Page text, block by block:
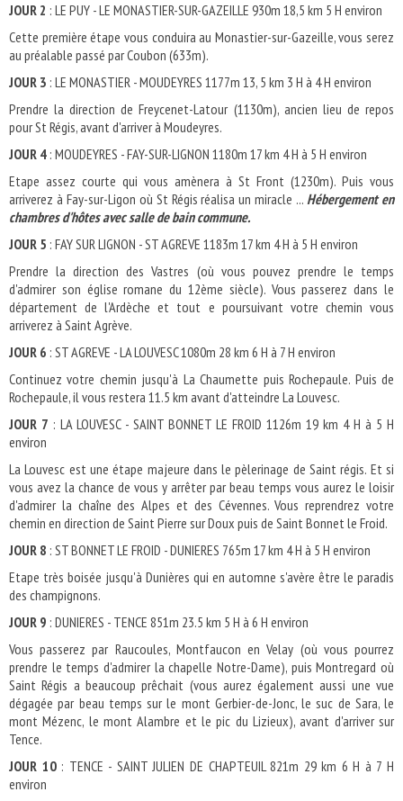
JOUR 2 : LE PUY - LE MONASTIER-SUR-GAZEILLE 930m 18,5 km 5 H environ
Cette première étape vous conduira au Monastier-sur-Gazeille, vous serez
au préalable passé par Coubon (633m).
JOUR 3 : LE MONASTIER - MOUDEYRES 1177m 13, 5 km 3 H à 4 H environ
Prendre la direction de Freycenet-Latour (1130m), ancien lieu de repos
pour St Régis, avant d'arriver à Moudeyres.
JOUR 4 : MOUDEYRES - FAY-SUR-LIGNON 1180m 17 km 4 H à 5 H environ
Etape assez courte qui vous amènera à St Front (1230m). Puis vous
arriverez à Fay-sur-Ligon où St Régis réalisa un miracle ...Hébergement en
chambres d'hôtes avec salle de bain commune.
JOUR 5 : FAY SUR LIGNON - ST AGREVE 1183m 17 km 4 H à 5 H environ
Prendre la direction des Vastres (où vous pouvez prendre le temps
d'admirer son église romane du 12ème siècle). Vous passerez dans le
département de l'Ardèche et tout e poursuivant votre chemin vous
arriverez à Saint Agrève.
JOUR 6 : ST AGREVE - LA LOUVESC 1080m 28 km 6 H à 7 H environ
Continuez votre chemin jusqu'à La Chaumette puis Rochepaule. Puis de
Rochepaule, il vous restera 11.5 km avant d'atteindre La Louvesc.
JOUR 7 : LA LOUVESC - SAINT BONNET LE FROID 1126m 19 km 4 H à 5 H
environ
La Louvesc est une étape majeure dans le pèlerinage de Saint régis. Et si
vous avez la chance de vous y arrêter par beau temps vous aurez le loisir
d'admirer la chaîne des Alpes et des Cévennes. Vous reprendrez votre
chemin en direction de Saint Pierre sur Doux puis de Saint Bonnet le Froid.
JOUR 8 : ST BONNET LE FROID - DUNIERES 765m 17 km 4 H à 5 H environ
Etape très boisée jusqu'à Dunières qui en automne s'avère être le paradis
des champignons.
JOUR 9 : DUNIERES - TENCE 851m 23.5 km 5 H à 6 H environ
Vous passerez par Raucoules, Montfaucon en Velay (où vous pourrez
prendre le temps d'admirer la chapelle Notre-Dame), puis Montregard où
Saint Régis a beaucoup prêchait (vous aurez également aussi une vue
dégagée par beau temps sur le mont Gerbier-de-Jonc, le suc de Sara, le
mont Mézenc, le mont Alambre et le pic du Lizieux), avant d'arriver sur
Tence.
JOUR 10: TENCE - SAINT JULIEN DE CHAPTEUIL 821m 29 km 6 H à 7 H
environ